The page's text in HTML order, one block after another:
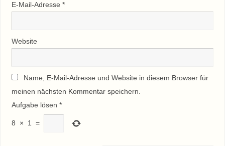
E-Mail-Adresse *
Website
Name, E-Mail-Adresse und Website in diesem Browser für
meinen nächsten Kommentar speichern.
Aufgabe lösen *
8 × 1 =